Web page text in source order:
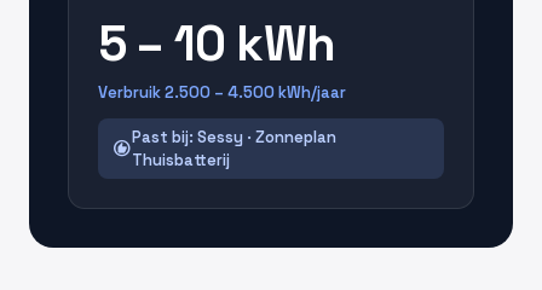
5 – 10 kWh
Verbruik 2.500 – 4.500 kWh/jaar
recommendPast bij: Sessy · Zonneplan
Thuisbatterij